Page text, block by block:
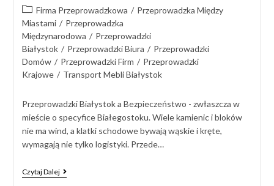
Firma Przeprowadzkowa / Przeprowadzka Między
Miastami / Przeprowadzka
Międzynarodowa / Przeprowadzki
Białystok / Przeprowadzki Biura / Przeprowadzki
Domów / Przeprowadzki Firm / Przeprowadzki
Krajowe / Transport Mebli Białystok
Przeprowadzki Białystok a Bezpieczeństwo - zwłaszcza w
mieście o specyfice Białegostoku. Wiele kamienic i bloków
nie ma wind, a klatki schodowe bywają wąskie i kręte,
wymagają nie tylko logistyki. Przede…
Czytaj Dalej